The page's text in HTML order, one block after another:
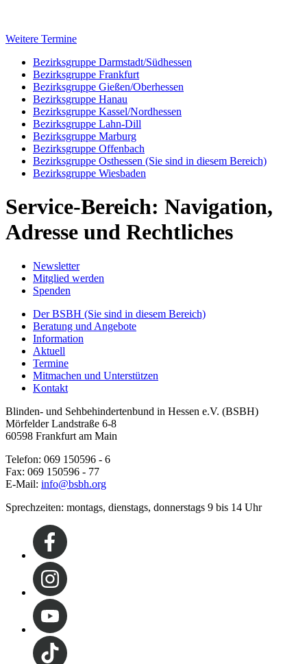
Weitere Termine
Bezirksgruppe Darmstadt/Südhessen
Bezirksgruppe Frankfurt
Bezirksgruppe Gießen/Oberhessen
Bezirksgruppe Hanau
Bezirksgruppe Kassel/Nordhessen
Bezirksgruppe Lahn-Dill
Bezirksgruppe Marburg
Bezirksgruppe Offenbach
Bezirksgruppe Osthessen (Sie sind in diesem Bereich)
Bezirksgruppe Wiesbaden
Service-Bereich: Navigation,
Adresse und Rechtliches
Newsletter
Mitglied werden
Spenden
Der BSBH (Sie sind in diesem Bereich)
Beratung und Angebote
Information
Aktuell
Termine
Mitmachen und Unterstützen
Kontakt
Blinden- und Sehbehindertenbund in Hessen e.V. (BSBH)
Mörfelder Landstraße 6-8
60598 Frankfurt am Main
Telefon: 069 150596 - 6
Fax: 069 150596 - 77
E-Mail: info@bsbh.org
Sprechzeiten: montags, dienstags, donnerstags 9 bis 14 Uhr